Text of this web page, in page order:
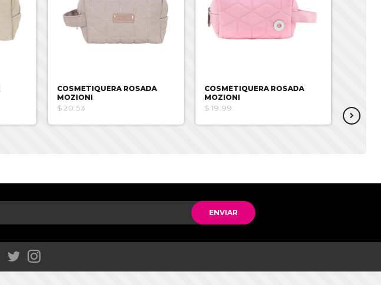
COSMETIQUERA ROSADA
MOZIONI
$20.53
COSMETIQUERA ROSADA
MOZIONI
$19.99
$20.53
ENVIAR
 